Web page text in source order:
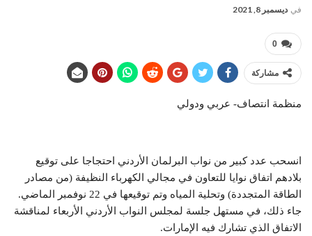
في ديسمبر 8, 2021
0
مشاركة
منظمة انتصاف- عربي ودولي
انسحب عدد كبير من نواب البرلمان الأردني احتجاجا على توقيع
بلادهم اتفاق نوايا للتعاون في مجالي الكهرباء النظيفة (من مصادر
الطاقة المتجددة) وتحلية المياه وتم توقيعها في 22 نوفمبر الماضي.
جاء ذلك، في مستهل جلسة لمجلس النواب الأردني الأربعاء لمناقشة
الاتفاق الذي تشارك فيه الإمارات.